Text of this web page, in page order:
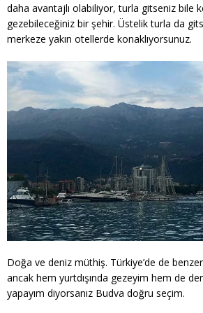
daha avantajlı olabiliyor, turla gitseniz bile
gezebileceğiniz bir şehir. Üstelik turla da
merkeze yakın otellerde konaklıyorsunuz.
Doğa ve deniz müthiş. Türkiye’de de
ancak hem yurtdışında gezeyim hem de
yapayım diyorsanız Budva doğru seçim.